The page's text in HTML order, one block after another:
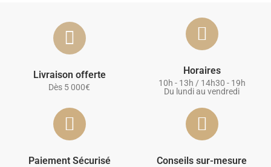
Livraison offerte
Dès 5 000€
Horaires
10h - 13h / 14h30 - 19h
Du lundi au vendredi
Paiement Sécurisé Conseils sur-mesure